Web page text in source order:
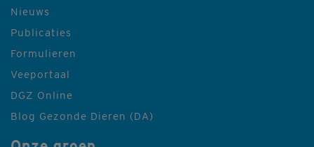
Nieuws
Publicaties
Formulieren
Veeportaal
DGZ Online
Blog Gezonde Dieren (DA)